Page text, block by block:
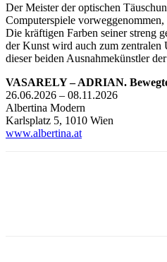
Der Meister der optischen
Computerspiele
Die kräftigen Farben seiner streng
der Kunst wird auch zum
dieser beiden Ausnahmekünstler
VASARELY – ADRIAN.
26.06.2026 – 08.11.2026
Albertina Modern
Karlsplatz 5, 1010 Wien
www.albertina.at